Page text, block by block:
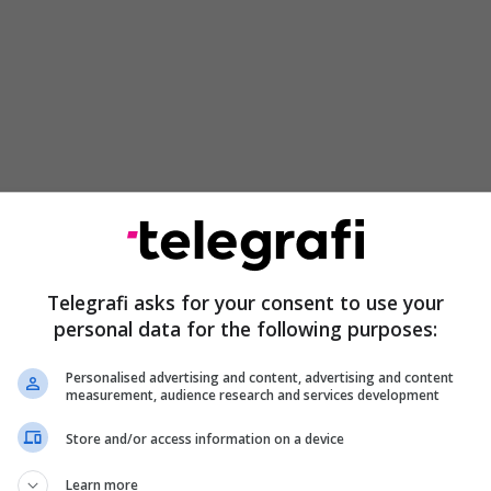
në vete që kurrë nuk largohet e që vetëm
me të. Më kujtohet vetëm një rast, një moment,
duke qarë edhe kam menduar, o Zot kisha
mbytur para dhe t’i kisha pa që më kishin
ka thënë Shyhrete Tahiri- Sylejmani, e mbijetuar
Telegrafi asks for your consent to use your
personal data for the following purposes:
Personalised advertising and content, advertising and content
measurement, audience research and services development
Store and/or access information on a device
Learn more